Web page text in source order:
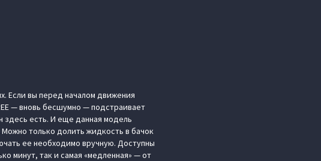
Если вы перед началом движения
— вновь бесшумно — подстраивает
здесь есть. И еще данная модель
только долить жидкость в бачок
ее необходимо вручную. Доступны
минут, так и самая «медленная» — от